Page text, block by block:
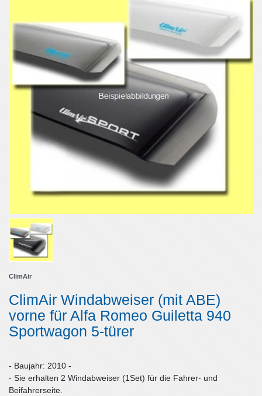
ClimAir
ClimAir Windabweiser (mit ABE)
vorne für Alfa Romeo Guiletta 940
Sportwagon 5-türer
- Baujahr: 2010 -
- Sie erhalten 2 Windabweiser (1Set) für die Fahrer- und
Beifahrerseite.